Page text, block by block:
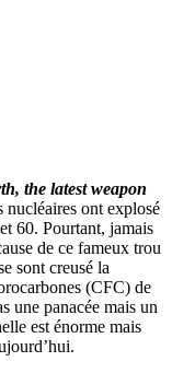
the latest weapon
nucléaires ont explosé
60. Pourtant, jamais
de ce fameux trou
sont creusé la
(CFC) de
une panacée mais un
est énorme mais